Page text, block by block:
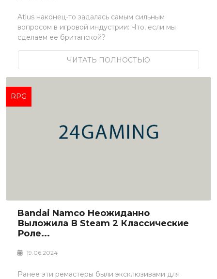
Atlus наконец-то задалась самым сильным
вопросом в игровой индустрии: Что, если мы
сделаем ее британской?
ЧИТАТЬ ПОЛНОСТЬЮ
RPG
Bandai Namco Неожиданно
Выложила В Steam 2 Классические
Роле...
19.06.2024
Ранее эти ремастеры были эксклюзивами для